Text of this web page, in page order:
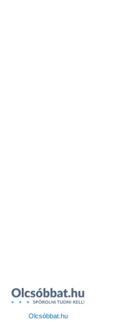
Olcsóbbat.hu